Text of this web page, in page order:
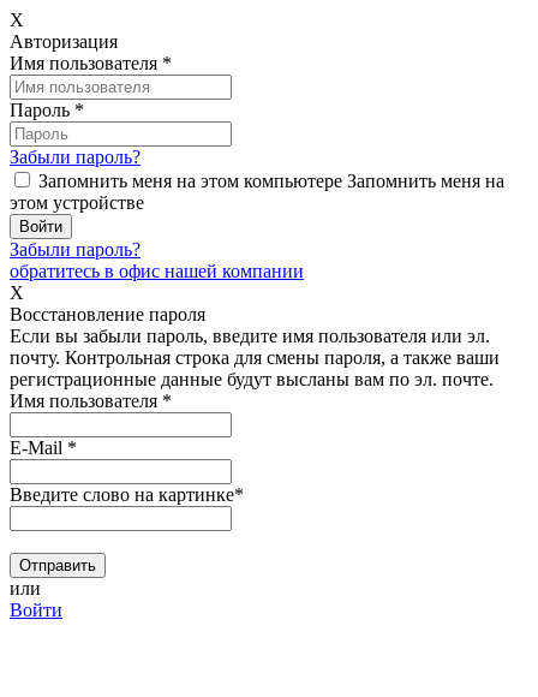
X
Авторизация
Имя пользователя *
Пароль *
Забыли пароль?
Запомнить меня на этом компьютере Запомнить меня на
этом устройстве
Забыли пароль?
обратитесь в офис нашей компании
X
Восстановление пароля
Если вы забыли пароль, введите имя пользователя или эл.
почту. Контрольная строка для смены пароля, а также ваши
регистрационные данные будут высланы вам по эл. почте.
Имя пользователя *
E-Mail *
Введите слово на картинке*
или
Войти